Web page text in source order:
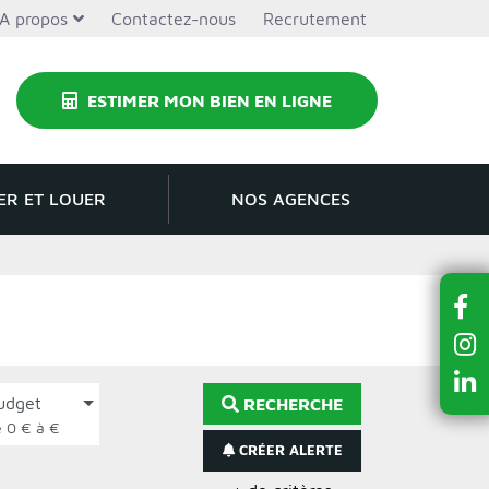
A propos Contactez-nous Recrutement
ESTIMER MON BIEN EN LIGNE
ET LOUER NOS AGENCES
de 0 € à €
RECHERCHE
CRÉER ALERTE